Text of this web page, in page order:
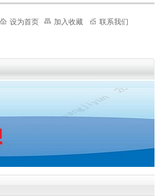
设为首页 加入收藏 联系我们